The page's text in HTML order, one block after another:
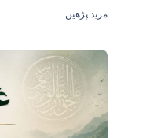
.. مزید پڑھیں